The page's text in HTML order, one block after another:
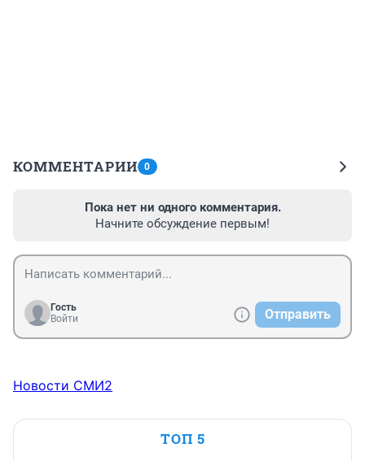
КОММЕНТАРИИ 0
Пока нет ни одного комментария.
Начните обсуждение первым!
Гость
Войти
Отправить
Новости СМИ2
ТОП 5